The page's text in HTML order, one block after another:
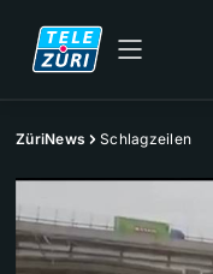
ZüriNews Schlagzeilen